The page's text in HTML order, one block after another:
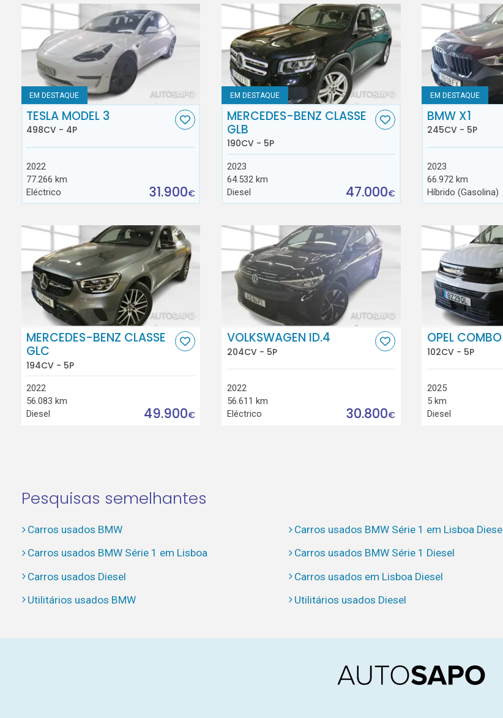
EM DESTAQUE
TESLA MODEL 3
498CV - 4P
2022
77.266 km
Eléctrico
31.900€
EM DESTAQUE
MERCEDES-BENZ CLASSE
GLB
190CV - 5P
2023
64.532 km
Diesel
47.000€
EM DESTAQUE
BMW X1
245CV - 5P
2023
66.972 km
Híbrido (Gasolina)
MERCEDES-BENZ CLASSE
GLC
194CV - 5P
2022
56.083 km
Diesel
49.900€
VOLKSWAGEN ID.4
204CV - 5P
2022
56.611 km
Eléctrico
30.800€
OPEL COMBO
102CV - 5P
2025
5 km
Diesel
Pesquisas semelhantes
Carros usados BMW Carros usados BMW Série 1 em Lisboa
Carros usados BMW Série 1 em Lisboa
Carros usados BMW Série 1 Diesel
Carros usados Diesel
Carros usados em Lisboa Diesel
Utilitários usados BMW
Utilitários usados Diesel